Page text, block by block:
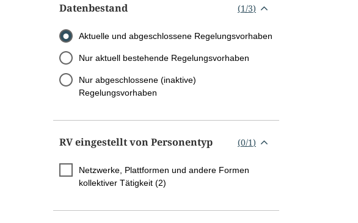
Datenbestand (1/3)
Aktuelle und abgeschlossene Regelungsvorhaben
Nur aktuell bestehende Regelungsvorhaben
Nur abgeschlossene (inaktive)
Regelungsvorhaben
RV eingestellt von Personentyp (0/1)
Netzwerke, Plattformen und andere Formen
kollektiver Tätigkeit (2)